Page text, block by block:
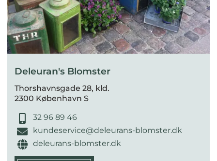
Deleuran's Blomster
Thorshavnsgade 28, kld.
2300 København S
32 96 89 46
kundeservice@deleurans-blomster.dk
deleurans-blomster.dk